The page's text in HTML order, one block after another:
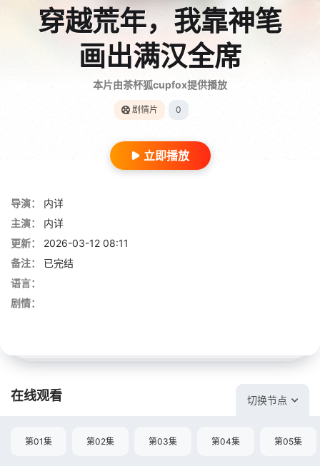
穿越荒年，我靠神笔
画出满汉全席
本片由茶杯狐cupfox提供播放
剧情片 0
立即播放
导演：
内详
主演：
内详
更新：
2026-03-12 08:11
备注：
已完结
语言：
剧情：
在线观看 切换节点
第01集 第02集 第03集 第04集 第05集